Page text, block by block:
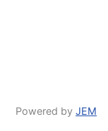
Powered by JEM